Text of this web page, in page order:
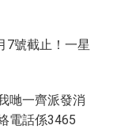
7號截止！一星
哋一齊派發消
電話係3465